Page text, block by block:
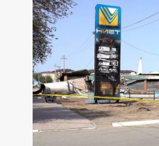
Sadaq TV
Общество
Русский